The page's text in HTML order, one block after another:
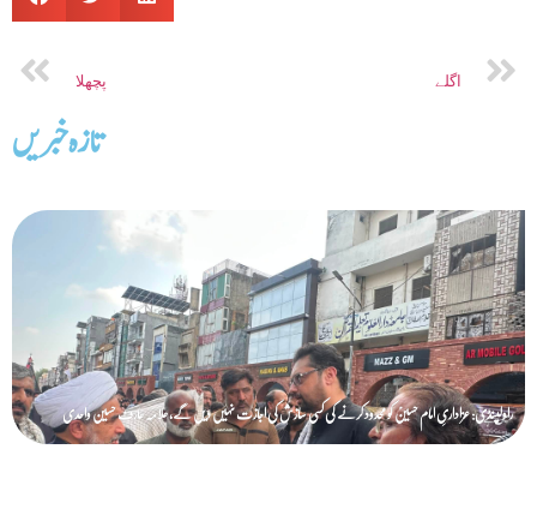
تازه خبریں
راولپنڈی: عزاداریِ امام حسینؑ کو محدود کرنے کی کسی سازش کی اجازت نہیں دیں گے، علامہ عارف حسین واحدی
پچھلا اگلے